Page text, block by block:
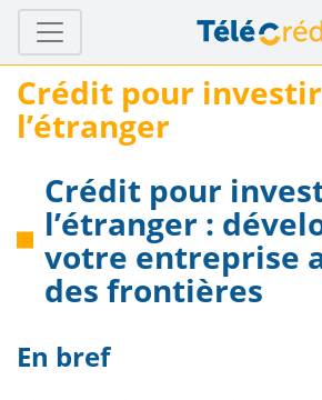
Crédit pour
l’étranger
Crédit pour
l’étranger :
votre entreprise
des frontières
En bref